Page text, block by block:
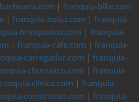
| franquia-bike.com
| franquia-bolsa.com | franquia-
brinquedos.com | franquia-
| franquia-cafe.com | franquia-
carregador.com | franquia-
churrasco.com | franquia-
clinica.com | franquia-
construcao.com | franquia-